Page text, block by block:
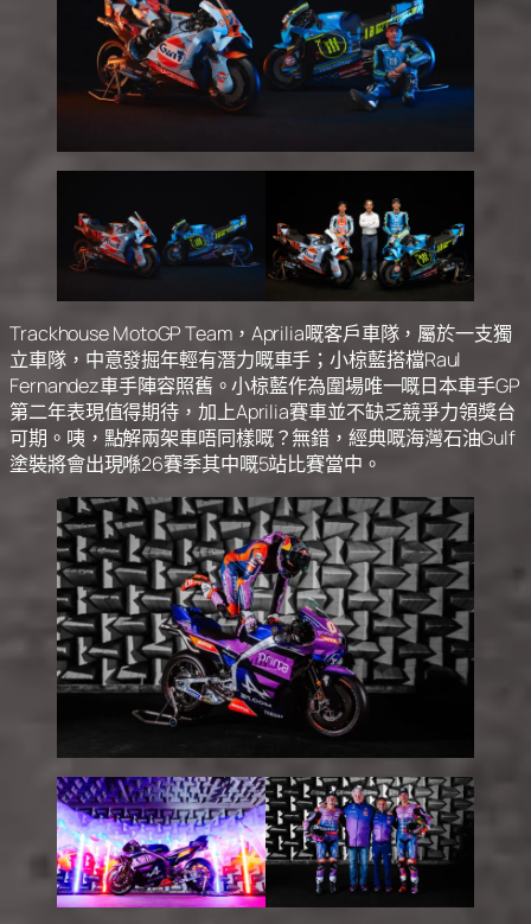
Trackhouse MotoGP Team，Aprilia嘅客戶車隊，屬於一支獨
立車隊，中意發掘年輕有潛力嘅車手；小椋藍搭檔Raul
Fernandez車手陣容照舊。小椋藍作為圍場唯一嘅日本車手GP
第二年表現值得期待，加上Aprilia賽車並不缺乏競爭力領獎台
可期。咦，點解兩架車唔同樣嘅？無錯，經典嘅海灣石油Gulf
塗裝將會出現喺26賽季其中嘅5站比賽當中。